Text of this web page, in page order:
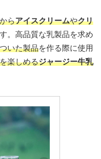
らアイスクリームやクリ
す。高品質な乳製品を求め
いた製品を作る際に使用
を楽しめるジャージー牛乳